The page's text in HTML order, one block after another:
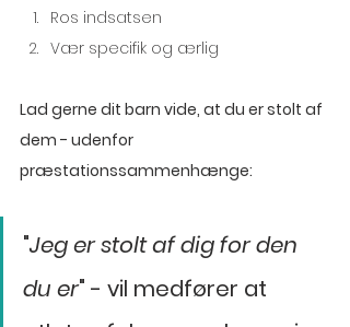
Ros indsatsen
Vær specifik og ærlig
Lad gerne dit barn vide, at du er stolt af
dem - udenfor
præstationssammenhænge:
"Jeg er stolt af dig for den
du er" - vil medfører at